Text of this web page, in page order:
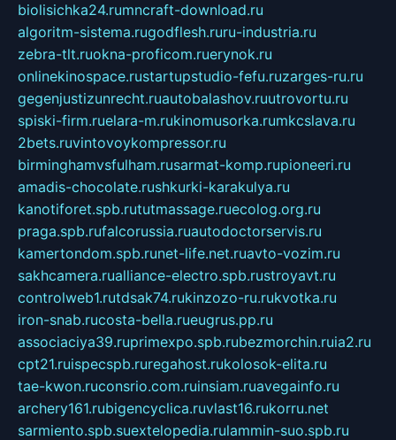
biolisichka24.rumncraft-download.ru
algoritm-sistema.rugodflesh.ruru-industria.ru
zebra-tlt.ruokna-proficom.ruerynok.ru
onlinekinospace.rustartupstudio-fefu.ruzarges-ru.ru
gegenjustizunrecht.ruautobalashov.ruutrovortu.ru
spiski-firm.ruelara-m.rukinomusorka.rumkcslava.ru
2bets.ruvintovoykompressor.ru
birminghamvsfulham.rusarmat-komp.rupioneeri.ru
amadis-chocolate.rushkurki-karakulya.ru
kanotiforet.spb.rututmassage.ruecolog.org.ru
praga.spb.rufalcorussia.ruautodoctorservis.ru
kamertondom.spb.runet-life.net.ruavto-vozim.ru
sakhcamera.rualliance-electro.spb.rustroyavt.ru
controlweb1.rutdsak74.rukinzozo-ru.rukvotka.ru
iron-snab.rucosta-bella.rueugrus.pp.ru
associaciya39.ruprimexpo.spb.rubezmorchin.ruia2.ru
cpt21.ruispecspb.ruregahost.rukolosok-elita.ru
tae-kwon.ruconsrio.com.ruinsiam.ruavegainfo.ru
archery161.rubigencyclica.ruvlast16.rukorru.net
sarmiento.spb.suextelopedia.rulammin-suo.spb.ru